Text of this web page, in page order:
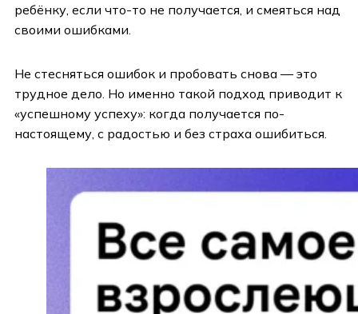
ребёнку, если что-то не получается, и смеяться над
своими ошибками.
Не стесняться ошибок и пробовать снова — это
трудное дело. Но именно такой подход приводит к
«успешному успеху»: когда получается по-
настоящему, с радостью и без страха ошибиться.